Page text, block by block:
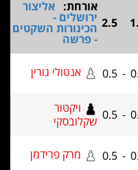
אורחת:אליצור
ירושלים -
הכינורות השקטים
אנטולי גורין
ויקטור
שקלובסקי
מרק פרידמן